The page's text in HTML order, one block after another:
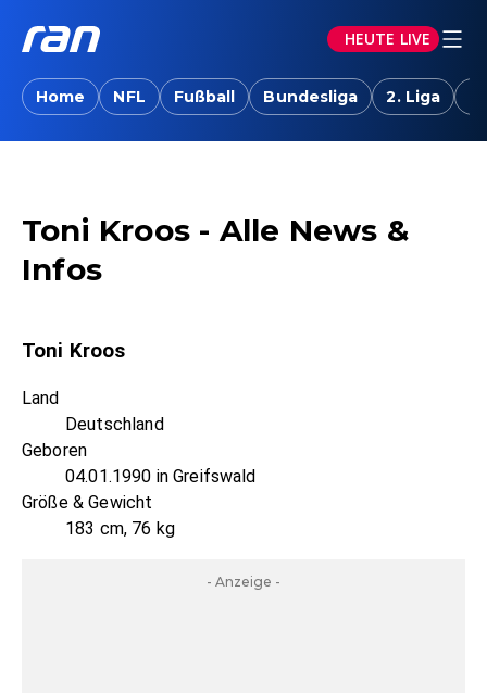
HEUTE LIVE
Home NFL Fußball Bundesliga 2. Liga
Toni Kroos - Alle News &
Infos
Toni Kroos
Land
Deutschland
Geboren
04.01.1990 in Greifswald
Größe & Gewicht
183 cm, 76 kg
- Anzeige -